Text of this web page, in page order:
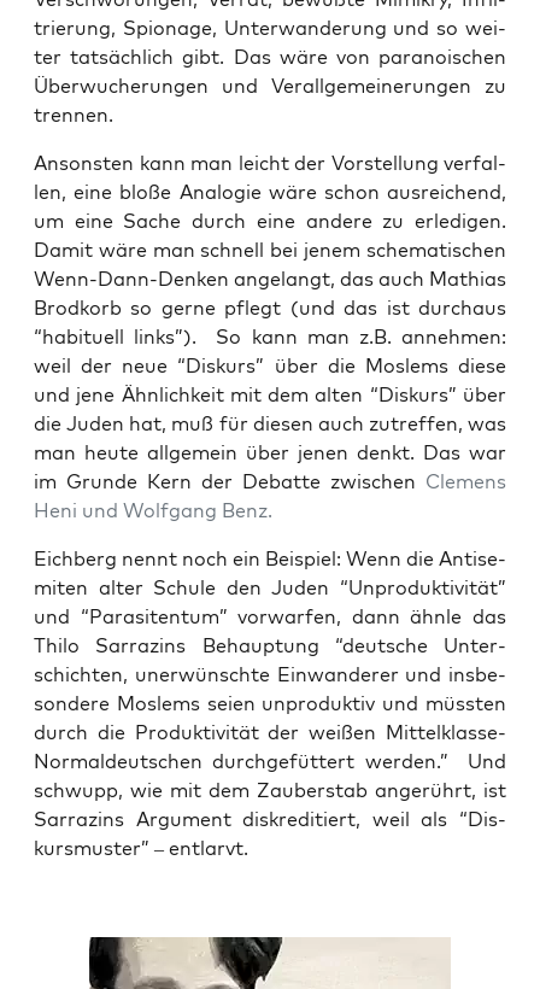
trie­rung, Spio­na­ge, Unter­wan­de­rung und so wei­
ter tat­säch­lich gibt. Das wäre von para­noi­schen
Über­wu­che­run­gen und Ver­all­ge­mei­ne­run­gen zu
trennen.
Ansons­ten kann man leicht der Vor­stel­lung ver­fal­
len, eine blo­ße Ana­lo­gie wäre schon aus­rei­chend,
um eine Sache durch eine ande­re zu erle­di­gen.
Damit wäre man schnell bei jenem sche­ma­ti­schen
Wenn-Dann-Den­ken ange­langt, das auch Mathi­as
Brod­korb so ger­ne pflegt (und das ist durch­aus
“habi­tu­ell links”). So kann man z.B. anneh­men:
weil der neue “Dis­kurs” über die Mos­lems die­se
und jene Ähn­lich­keit mit dem alten “Dis­kurs” über
die Juden hat, muß für die­sen auch zutref­fen, was
man heu­te all­ge­mein über jenen denkt. Das war
im Grun­de Kern der Debat­te zwi­schen Cle­mens
Heni und Wolf­gang Benz.
Eich­berg nennt noch ein Bei­spiel: Wenn die Anti­se­
mi­ten alter Schu­le den Juden “Unpro­duk­ti­vi­tät”
und “Para­si­ten­tum” vor­war­fen, dann ähn­le das
Thi­lo Sar­ra­zins Behaup­tung “deut­sche Unter­
schich­ten, uner­wünsch­te Ein­wan­de­rer und ins­be­
son­de­re Mos­lems sei­en unpro­duk­tiv und müss­ten
durch die Pro­duk­ti­vi­tät der wei­ßen Mit­tel­klas­se-
Nor­mal­deut­schen durch­ge­füt­tert wer­den.” Und
schwupp, wie mit dem Zau­ber­stab ange­rührt, ist
Sar­ra­zins Argu­ment dis­kre­di­tiert, weil als “Dis­
kurs­mus­ter” – entlarvt.